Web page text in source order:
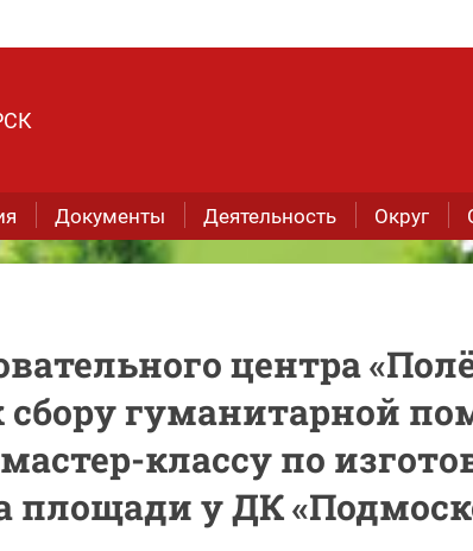
Документы Деятельность Округ
центра
сбору гуманитарной
классу по
площади у ДК